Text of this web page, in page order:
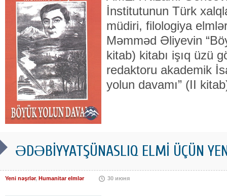
İnstitutunun Türk
müdiri, filologiya
Məmməd Əliyevin
kitab) kitabı işıq üzü
redaktoru akademik
yolun davamı” (II
ƏDƏBİYYATŞÜNASLIQ ELMİ ÜÇÜN
Yeni nəşrlər, Humanitar elmlər 30 июня